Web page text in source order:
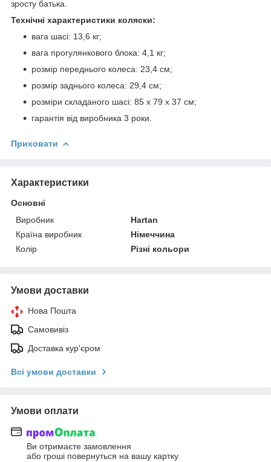
зросту батька.
Технічні характеристики коляски:
вага шасі: 13,6 кг;
вага прогулянкового блока: 4,1 кг;
розмір переднього колеса: 23,4 см;
розмір заднього колеса: 29,4 см;
розміри складаного шасі: 85 х 79 х 37 см;
гарантія від виробника 3 роки.
Приховати
Характеристики
Основні
Виробник
Hartan
Країна виробник
Німеччина
Колір
Різні кольори
Умови доставки
Нова Пошта
Самовивіз
Доставка кур'єром
Всі умови доставки
Умови оплати
Ви отримаєте замовлення
або гроші повернуться на вашу картку